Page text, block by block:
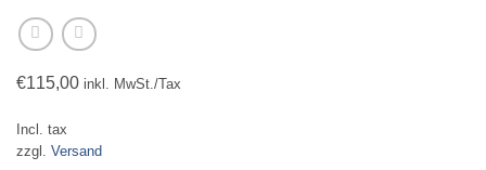
€115,00 inkl. MwSt./Tax
Incl. tax
zzgl. Versand